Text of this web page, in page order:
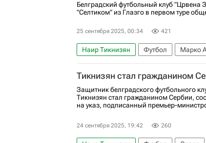
Белградский футбольный клуб "Црвена
"Селтиком" из Глазго в первом туре
25 сентября 2025, 00:34 421
Наир Тикнизян Футбол Марко
Селтик
Спорт Лига Европы
Тикнизян стал гражданином
Защитник белградского футбольного
Тикнизян стал гражданином Сербии,
на указ, подписанный премьер-
24 сентября 2025, 19:42 260